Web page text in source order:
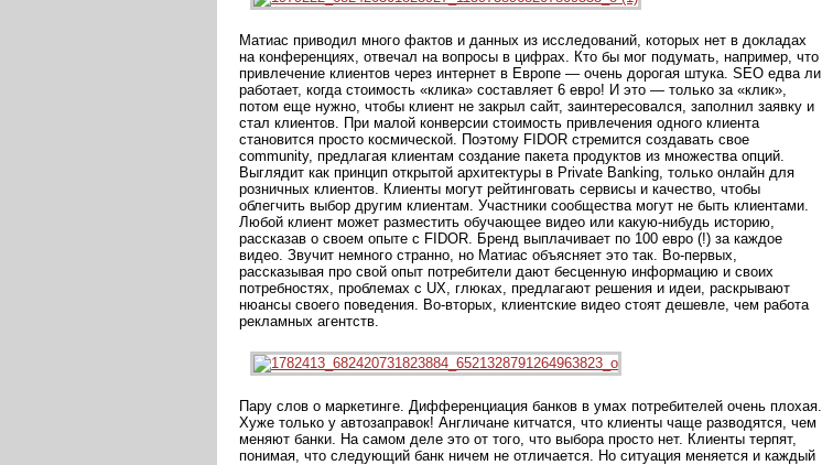
Матиас приводил много фактов и данных из исследований, которых нет в докладах
на конференциях, отвечал на вопросы в цифрах. Кто бы мог подумать, например, что
привлечение клиентов через интернет в Европе — очень дорогая штука. SEO едва ли
работает, когда стоимость «клика» составляет 6 евро! И это — только за «клик»,
потом еще нужно, чтобы клиент не закрыл сайт, заинтересовался, заполнил заявку и
стал клиентов. При малой конверсии стоимость привлечения одного клиента
становится просто космической. Поэтому FIDOR стремится создавать свое
community, предлагая клиентам создание пакета продуктов из множества опций.
Выглядит как принцип открытой архитектуры в Private Banking, только онлайн для
розничных клиентов. Клиенты могут рейтинговать сервисы и качество, чтобы
облегчить выбор другим клиентам. Участники сообщества могут не быть клиентами.
Любой клиент может разместить обучающее видео или какую-нибудь историю,
рассказав о своем опыте с FIDOR. Бренд выплачивает по 100 евро (!) за каждое
видео. Звучит немного странно, но Матиас объясняет это так. Во-первых,
рассказывая про свой опыт потребители дают бесценную информацию и своих
потребностях, проблемах с UX, глюках, предлагают решения и идеи, раскрывают
нюансы своего поведения. Во-вторых, клиентские видео стоят дешевле, чем работа
рекламных агентств.
Пару слов о маркетинге. Дифференциация банков в умах потребителей очень плохая.
Хуже только у автозаправок! Англичане китчатся, что клиенты чаще разводятся, чем
меняют банки. На самом деле это от того, что выбора просто нет. Клиенты терпят,
понимая, что следующий банк ничем не отличается. Но ситуация меняется и каждый